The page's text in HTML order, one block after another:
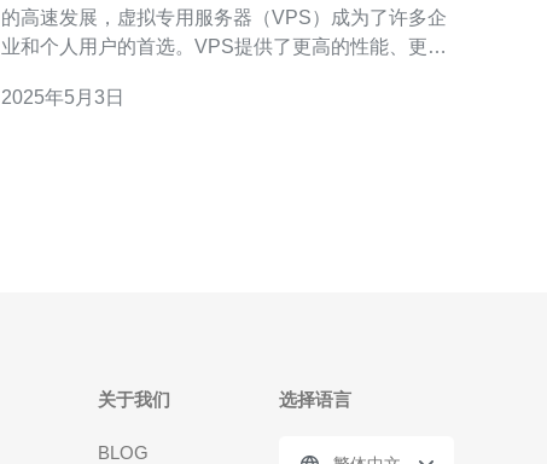
的高速发展，虚拟专用服务器（VPS）成为了许多企
业和个人用户的首选。VPS提供了更高的性能、更稳
的体验。在日本的VPS市场中，阿里日本VPS以其卓
2025年5月3日
关于我们
BLOG
选择语言